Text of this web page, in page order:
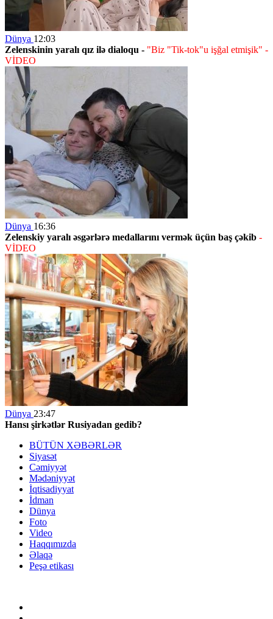
Dünya 12:03
Zelenskinin yaralı qız ilə dialoqu - "Biz "Tik-tok"u işğal etmişik" -
VİDEO
Dünya 16:36
Zelenskiy yaralı əsgərlərə medallarını vermək üçün baş çəkib -
VİDEO
Dünya 23:47
Hansı şirkətlər Rusiyadan gedib?
BÜTÜN XƏBƏRLƏR
Siyasət
Cəmiyyət
Mədəniyyət
İqtisadiyyat
İdman
Dünya
Foto
Video
Haqqımızda
Əlaqə
Peşə etikası